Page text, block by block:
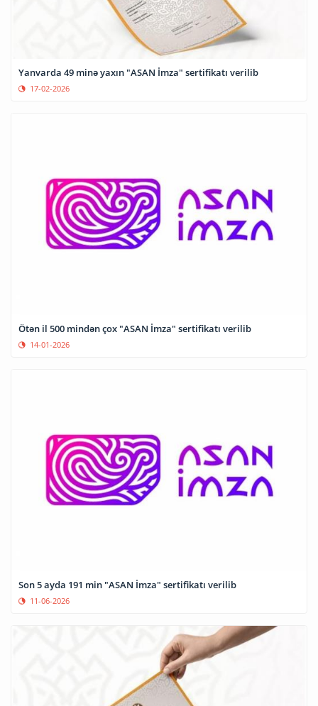
Yanvarda 49 minə yaxın "ASAN İmza" sertifikatı verilib
17-02-2026
Ötən il 500 mindən çox "ASAN İmza" sertifikatı verilib
14-01-2026
Son 5 ayda 191 min "ASAN İmza" sertifikatı verilib
11-06-2026